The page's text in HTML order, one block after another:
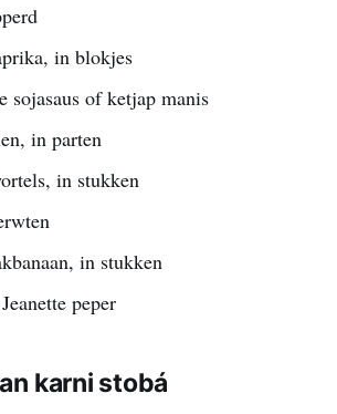
in blokjes
sojasaus of ketjap manis
in parten
in stukken
in stukken
peper
karni stobá